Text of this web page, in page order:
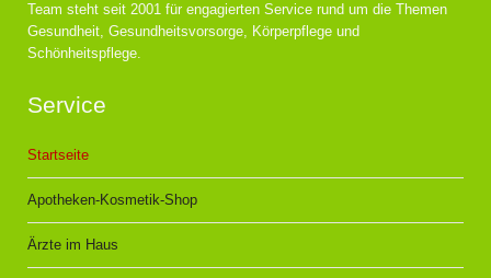
Team steht seit 2001 für engagierten Service rund um die Themen
Gesundheit, Gesundheitsvorsorge, Körperpflege und
Schönheitspflege.
Service
Startseite
Apotheken-Kosmetik-Shop
Ärzte im Haus